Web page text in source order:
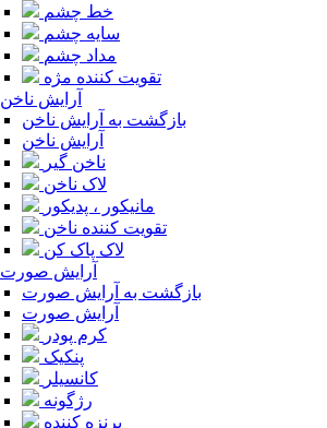
خط چشم
سایه چشم
مداد چشم
تقویت کننده مژه
آرایش ناخن
بازگشت به آرایش ناخن
آرایش ناخن
ناخن گیر
لاک ناخن
مانیکور ، پدیکور
تقویت کننده ناخن
لاک پاک کن
آرایش صورت
بازگشت به آرایش صورت
آرایش صورت
کرم پودر
پنکیک
کانسیلر
رژگونه
برنزه کننده